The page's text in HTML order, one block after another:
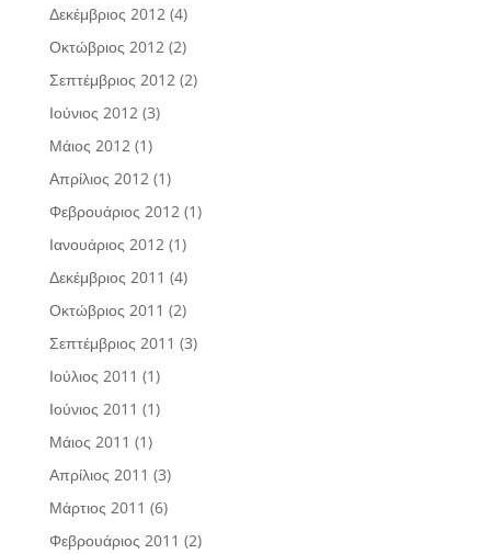
Δεκέμβριος 2012(4)
Οκτώβριος 2012(2)
Σεπτέμβριος 2012(2)
Ιούνιος 2012(3)
Μάιος 2012(1)
Απρίλιος 2012(1)
Φεβρουάριος 2012(1)
Ιανουάριος 2012(1)
Δεκέμβριος 2011 (4)
Οκτώβριος 2011 (2)
Σεπτέμβριος 2011 (3)
Ιούλιος 2011 (1)
Ιούνιος 2011 (1)
Μάιος 2011 (1)
Απρίλιος 2011 (3)
Μάρτιος 2011 (6)
Φεβρουάριος 2011 (2)